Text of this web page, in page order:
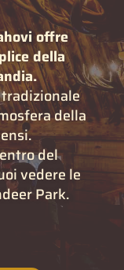
offre
della
della
del
vedere le
Park.